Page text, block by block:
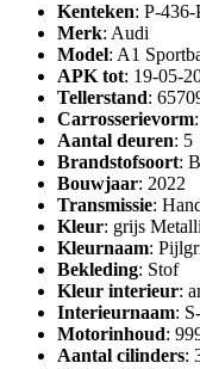
Kenteken: P-436-
Merk: Audi
Model: A1
APK tot: 19-05-
Tellerstand:
Carrosserievorm
Aantal deuren: 5
Brandstofsoort:
Bouwjaar: 2022
Transmissie:
Kleur: grijs
Kleurnaam:
Bekleding: Stof
Kleur interieur:
Interieurnaam:
Motorinhoud:
Aantal cilinders: